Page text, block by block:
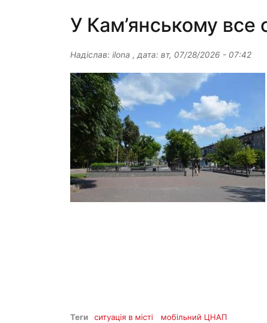
У Кам’янському все
Надіслав: ilona , дата: вт, 07/28/2026 - 07:42
Теги ситуація в місті мобільний ЦНАП